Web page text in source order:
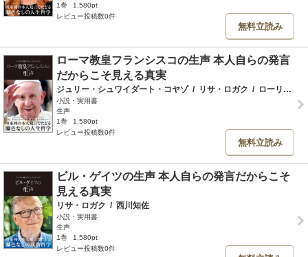
1巻
1,580pt
レビュー投稿数0件
無料立読み
ローマ教皇フランシスコの生声 本人自らの発言
だからこそ見える真実
ジュリー・シュワイダート・コヤゾ / リサ・ロガク / ローリングホフ育未
小説・実用書
生声
1巻
1,580pt
レビュー投稿数0件
無料立読み
ビル・ゲイツの生声 本人自らの発言だからこそ
見える真実
リサ・ロガク / 西川知佐
小説・実用書
生声
1巻
1,580pt
レビュー投稿数0件